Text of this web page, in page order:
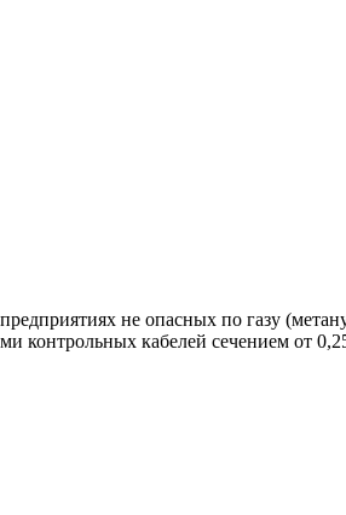
не опасных по газу
кабелей сечением от